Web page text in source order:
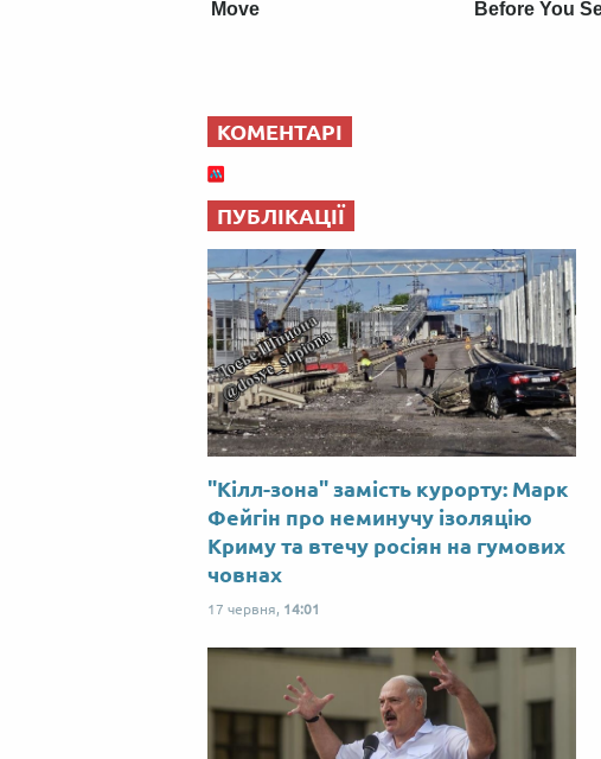
Move
Before You
КОМЕНТАРІ
ПУБЛІКАЦІЇ
"Кілл-зона" замість курорту: Марк
Фейгін про неминучу ізоляцію
Криму та втечу росіян на гумових
човнах
17 червня, 14:01